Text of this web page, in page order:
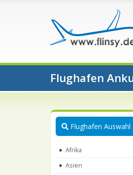
Flughafen
Flughafen Auswahl
Afrika
Asien